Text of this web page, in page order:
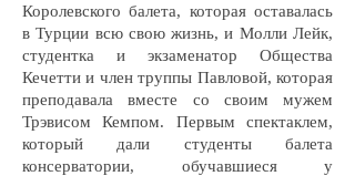
Королевского балета, которая оставалась
в Турции всю свою жизнь, и Молли Лейк,
студентка и экзаменатор Общества
Кечетти и член труппы Павловой, которая
преподавала вместе со своим мужем
Трэвисом Кемпом. Первым спектаклем,
который дали студенты балета
консерватории, обучавшиеся у